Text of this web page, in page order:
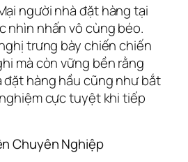
người nhà đặt hàng tại
nhìn nhấn vô cùng béo.
trưng bày chiến chiến
mà còn vững bền rằng
đặt hàng hầu cũng như bắt
cực tuyệt khi tiếp
Chuyên Nghiệp